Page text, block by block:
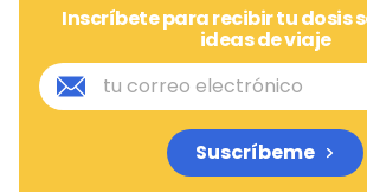
Inscríbete para recibir tu dosis
ideas de viaje
Suscríbeme